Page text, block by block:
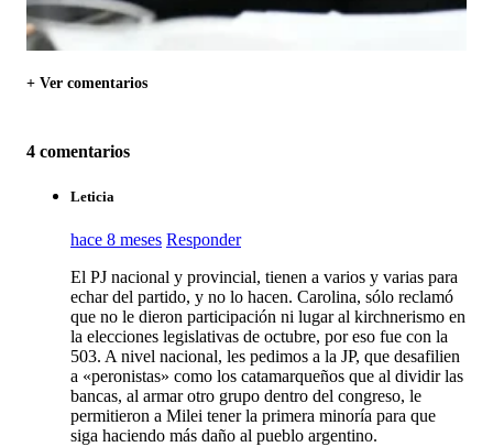
+ Ver comentarios
4 comentarios
Leticia
hace 8 meses Responder
El PJ nacional y provincial, tienen a varios y varias para
echar del partido, y no lo hacen. Carolina, sólo reclamó
que no le dieron participación ni lugar al kirchnerismo en
la elecciones legislativas de octubre, por eso fue con la
503. A nivel nacional, les pedimos a la JP, que desafilien
a «peronistas» como los catamarqueños que al dividir las
bancas, al armar otro grupo dentro del congreso, le
permitieron a Milei tener la primera minoría para que
siga haciendo más daño al pueblo argentino.